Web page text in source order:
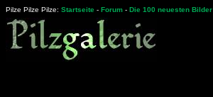
Pilze Pilze Pilze: Startseite - Forum - Die 100 neuesten Bilder